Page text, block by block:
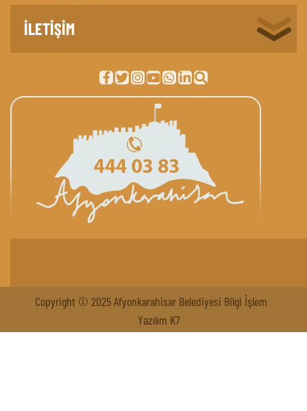
İLETİŞİM
Copyright © 2025 Afyonkarahisar Belediyesi Bilgi İşlem
Yazılım K7